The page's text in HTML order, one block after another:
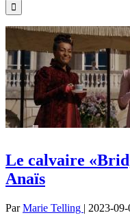
Le calvaire
Anaïs
ParMarie Telling | 2023-